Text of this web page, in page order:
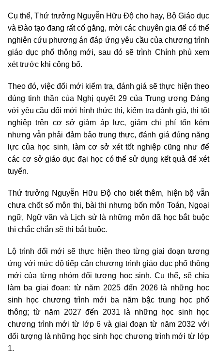
Cụ thể, Thứ trưởng Nguyễn Hữu Độ cho hay, Bộ Giáo dục
và Đào tạo đang rất cố gắng, mời các chuyên gia để có thể
nghiên cứu phương án đáp ứng yêu cầu của chương trình
giáo dục phổ thông mới, sau đó sẽ trình Chính phủ xem
xét trước khi công bố.
Theo đó, việc đổi mới kiểm tra, đánh giá sẽ thực hiện theo
đúng tinh thần của Nghị quyết 29 của Trung ương Đảng
với yêu cầu đổi mới hình thức thi, kiểm tra đánh giá, thi tốt
nghiệp trên cơ sở giảm áp lực, giảm chi phí tốn kém
nhưng vẫn phải đảm bảo trung thực, đánh giá đúng năng
lực của học sinh, làm cơ sở xét tốt nghiệp cũng như để
các cơ sở giáo dục đại học có thể sử dụng kết quả để xét
tuyển.
Thứ trưởng Nguyễn Hữu Độ cho biết thêm, hiện bộ vẫn
chưa chốt số môn thi, bài thi nhưng bốn môn Toán, Ngoại
ngữ, Ngữ văn và Lịch sử là những môn đã học bắt buộc
thì chắc chắn sẽ thi bắt buộc.
Lộ trình đổi mới sẽ thực hiện theo từng giai đoạn tương
ứng với mức độ tiếp cận chương trình giáo dục phổ thông
mới của từng nhóm đối tượng học sinh. Cụ thể, sẽ chia
làm ba giai đoạn: từ năm 2025 đến 2026 là những học
sinh học chương trình mới ba năm bậc trung học phổ
thông; từ năm 2027 đến 2031 là những học sinh học
chương trình mới từ lớp 6 và giai đoạn từ năm 2032 với
đối tượng là những học sinh học chương trình mới từ lớp
1.